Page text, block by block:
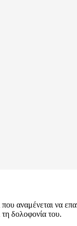
αναμένεται να
τη δολοφονία του.